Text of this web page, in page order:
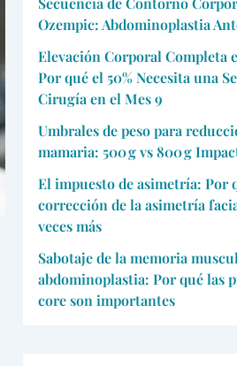
Ozempic: Abdominoplastia
Elevación Corporal Completa
Por qué el 50% Necesita una
Cirugía en el Mes 9
Umbrales de peso para
mamaria: 500 g vs 800 g
El impuesto de asimetría: Por
corrección de la asimetría
veces más
Sabotaje de la memoria
abdominoplastia: Por qué las
core son importantes